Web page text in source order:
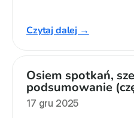
Czytaj dalej →
Osiem spotkań,
podsumowanie
17 gru 2025